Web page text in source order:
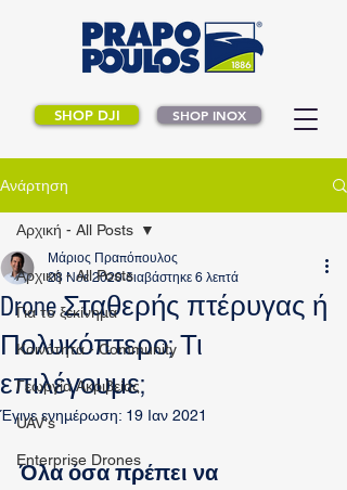
SHOP DJI SHOP INOX
Ανάρτηση
Αρχική - All Posts
Για το ξεκίνημα
Κοινότητα - Community
Γεωργία Ακριβείας
UAV's
Enterprise Drones
Αρχική - All Posts
Drone Σταθερής πτέρυγας ή
Πολυκόπτερο; Τι
επιλέγουμε;
Μάριος Πραπόπουλος
28 Νοε 2020 διαβάστηκε 6 λεπτά
Έγινε ενημέρωση: 19 Ιαν 2021
Όλα όσα πρέπει να